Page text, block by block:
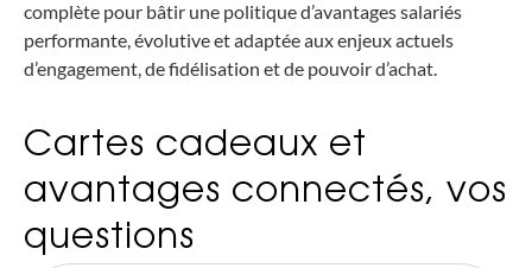
complète pour bâtir une politique d’avantages salariés
performante, évolutive et adaptée aux enjeux actuels
d’engagement, de fidélisation et de pouvoir d’achat.
Cartes cadeaux et
avantages connectés, vos
questions